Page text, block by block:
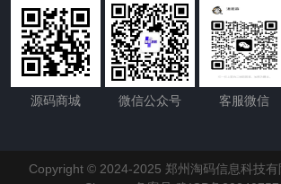
源码商城 微信公众号 客服微信
Copyright © 2024-2025 郑州淘码信息科技有